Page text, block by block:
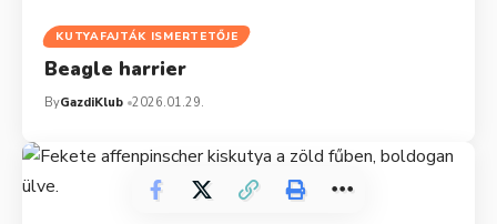
KUTYAFAJTÁK ISMERTETŐJE
Beagle harrier
ByGazdiKlub 2026.01.29.